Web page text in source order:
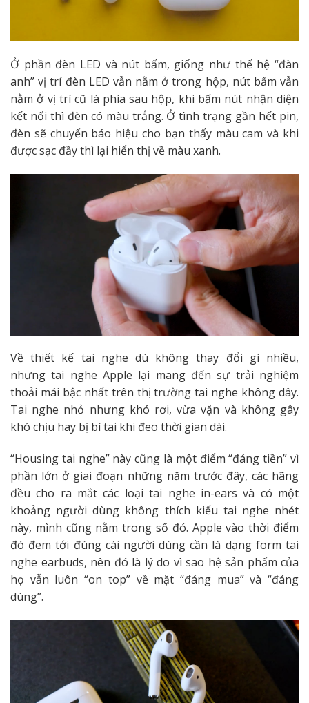
Ở phần đèn LED và nút bấm, giống như thế hệ “đàn
anh” vị trí đèn LED vẫn nằm ở trong hộp, nút bấm vẫn
nằm ở vị trí cũ là phía sau hộp, khi bấm nút nhận diện
kết nối thì đèn có màu trắng. Ở tình trạng gần hết pin,
đèn sẽ chuyển báo hiệu cho bạn thấy màu cam và khi
được sạc đầy thì lại hiển thị về màu xanh.
Về thiết kế tai nghe dù không thay đổi gì nhiều,
nhưng tai nghe Apple lại mang đến sự trải nghiệm
thoải mái bậc nhất trên thị trường tai nghe không dây.
Tai nghe nhỏ nhưng khó rơi, vừa vặn và không gây
khó chịu hay bị bí tai khi đeo thời gian dài.
“Housing tai nghe” này cũng là một điểm “đáng tiền” vì
phần lớn ở giai đoạn những năm trước đây, các hãng
đều cho ra mắt các loại tai nghe in-ears và có một
khoảng người dùng không thích kiểu tai nghe nhét
này, mình cũng nằm trong số đó. Apple vào thời điểm
đó đem tới đúng cái người dùng cần là dạng form tai
nghe earbuds, nên đó là lý do vì sao hệ sản phẩm của
họ vẫn luôn “on top” về mặt “đáng mua” và “đáng
dùng”.